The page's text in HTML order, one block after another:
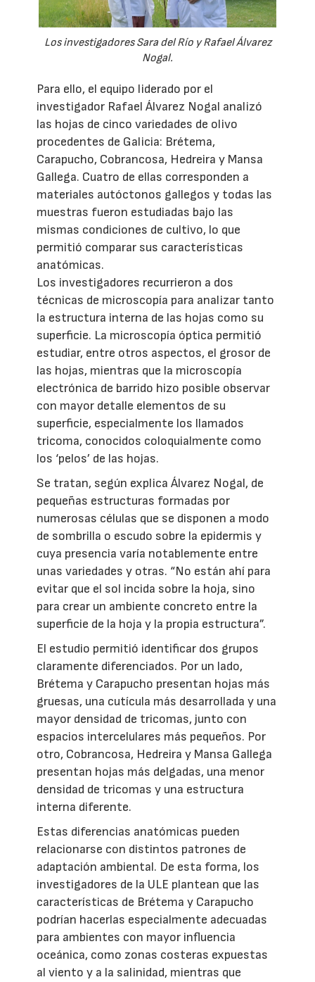
Los investigadores Sara del Río y Rafael Álvarez
Nogal.
Para ello, el equipo liderado por el
investigador Rafael Álvarez Nogal analizó
las hojas de cinco variedades de olivo
procedentes de Galicia: Brétema,
Carapucho, Cobrancosa, Hedreira y Mansa
Gallega. Cuatro de ellas corresponden a
materiales autóctonos gallegos y todas las
muestras fueron estudiadas bajo las
mismas condiciones de cultivo, lo que
permitió comparar sus características
anatómicas.
Los investigadores recurrieron a dos
técnicas de microscopía para analizar tanto
la estructura interna de las hojas como su
superficie. La microscopía óptica permitió
estudiar, entre otros aspectos, el grosor de
las hojas, mientras que la microscopía
electrónica de barrido hizo posible observar
con mayor detalle elementos de su
superficie, especialmente los llamados
tricoma, conocidos coloquialmente como
los ‘pelos’ de las hojas.
Se tratan, según explica Álvarez Nogal, de
pequeñas estructuras formadas por
numerosas células que se disponen a modo
de sombrilla o escudo sobre la epidermis y
cuya presencia varía notablemente entre
unas variedades y otras. “No están ahí para
evitar que el sol incida sobre la hoja, sino
para crear un ambiente concreto entre la
superficie de la hoja y la propia estructura”.
El estudio permitió identificar dos grupos
claramente diferenciados. Por un lado,
Brétema y Carapucho presentan hojas más
gruesas, una cutícula más desarrollada y una
mayor densidad de tricomas, junto con
espacios intercelulares más pequeños. Por
otro, Cobrancosa, Hedreira y Mansa Gallega
presentan hojas más delgadas, una menor
densidad de tricomas y una estructura
interna diferente.
Estas diferencias anatómicas pueden
relacionarse con distintos patrones de
adaptación ambiental. De esta forma, los
investigadores de la ULE plantean que las
características de Brétema y Carapucho
podrían hacerlas especialmente adecuadas
para ambientes con mayor influencia
oceánica, como zonas costeras expuestas
al viento y a la salinidad, mientras que